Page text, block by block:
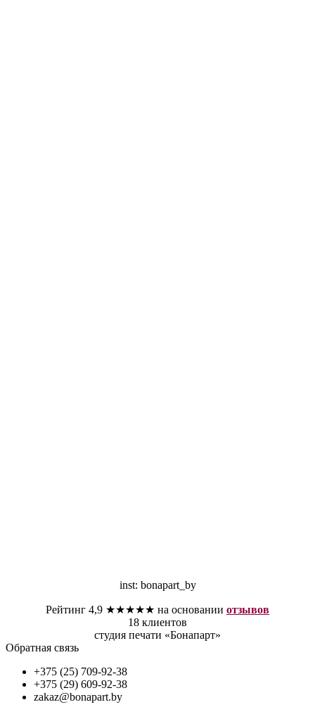
inst: bonapart_by
Рейтинг 4,9 ★★★★★ на основании отзывов
18 клиентов
студия печати «Бонапарт»
Обратная связь
+375 (25) 709-92-38
+375 (29) 609-92-38
zakaz@bonapart.by